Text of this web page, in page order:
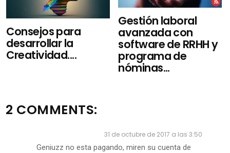
Consejos para
desarrollar la
Creatividad....
Gestión laboral
avanzada con
software de RRHH y
programa de
nóminas...
2 COMMENTS:
31 de octubre de 2017 a las 3:50
Geniuzz no esta pagando, miren su cuenta de